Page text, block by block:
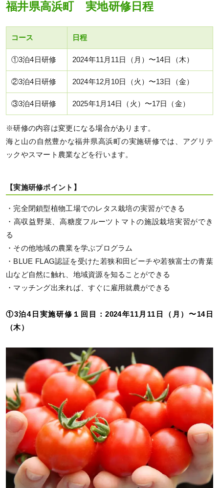
福井県高浜町 実地研修日程
コース 日程
①3泊4日研修 2024年11月11日（月）〜14日（木）
②3泊4日研修 2024年12月10日（火）〜13日（金）
③3泊4日研修 2025年1月14日（火）〜17日（金）
※研修の内容は変更になる場合があります。
海と山の自然豊かな福井県高浜町の実施研修では、アグリテ
ックやスマート農業などを行います。
【実施研修ポイント】
・完全閉鎖型植物工場でのレタス栽培の実習ができる
・高収益野菜、高糖度フルーツトマトの施設栽培実習ができ
る
・その他地域の農業を学ぶプログラム
・BLUE FLAG認証を受けた若狭和田ビーチや若狭富士の青葉
山など自然に触れ、地域資源を知ることができる
・マッチング出来れば、すぐに雇用就農ができる
①3泊4日実施研修１回目：2024年11月11日（月）〜14日
（木）